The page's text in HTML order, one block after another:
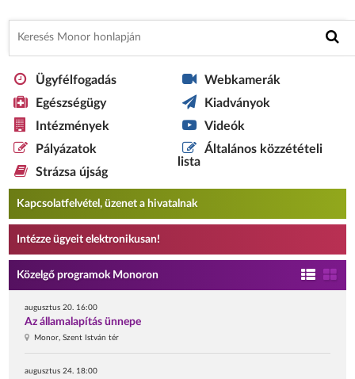
Ügyfélfogadás
Egészségügy
Intézmények
Pályázatok
Strázsa újság
Webkamerák
Kiadványok
Videók
Általános közzétételi
lista
Kapcsolatfelvétel, üzenet a hivatalnak
Intézze ügyeit elektronikusan!
Közelgő programok Monoron
augusztus 20. 16:00
Az államalapítás ünnepe
Monor, Szent István tér
augusztus 24. 18:00